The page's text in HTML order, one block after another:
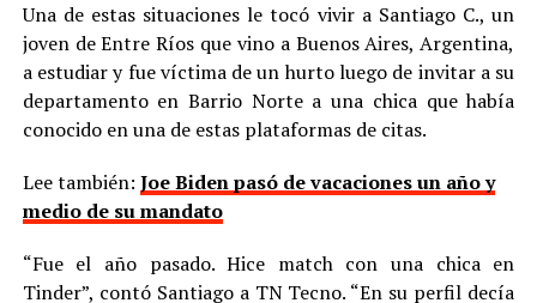
Una de estas situaciones le tocó vivir a Santiago C., un
joven de Entre Ríos que vino a Buenos Aires, Argentina,
a estudiar y fue víctima de un hurto luego de invitar a su
departamento en Barrio Norte a una chica que había
conocido en una de estas plataformas de citas.
Lee también: Joe Biden pasó de vacaciones un año y
medio de su mandato
“Fue el año pasado. Hice match con una chica en
Tinder”, contó Santiago a TN Tecno. “En su perfil decía